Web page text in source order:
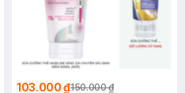
103.000 ₫150.000 ₫